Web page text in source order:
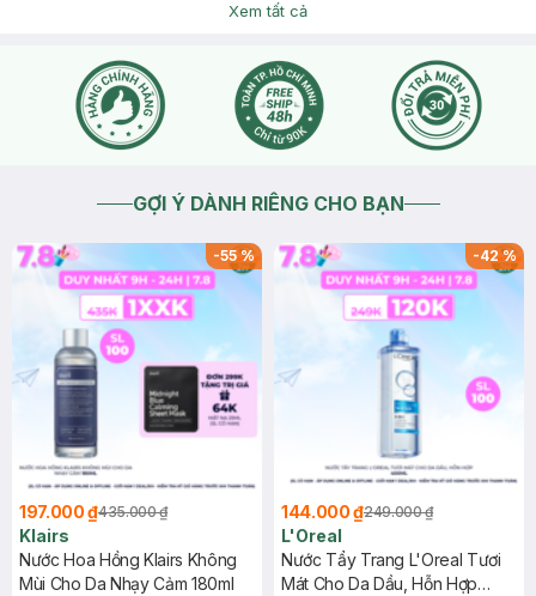
Hasaki chào bạn ! Hiện sản phẩm này bên Shop đang tạm hết
hàng. Bạn bấm vào nút "Thông báo khi có hàng", khi nào
hàng về Shop sẽ tự động thông báo cho bạn. Mong bạn
thông cảm. Hasaki xin cảm ơn!
2021-08-14Thích
Xem tất cả
GỢI Ý DÀNH RIÊNG CHO BẠN
-55%
197.000 ₫435.000 ₫
Klairs
Nước Hoa Hồng Klairs Không
Mùi Cho Da Nhạy Cảm 180ml
-42%
144.000 ₫249.000 ₫
L'Oreal
Nước Tẩy Trang L'Oreal Tươi
Mát Cho Da Dầu, Hỗn Hợp